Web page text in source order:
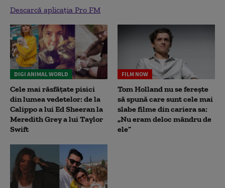
Descarcă aplicația Pro FM
DIGI ANIMAL WORLD
Cele mai răsfățate pisici
din lumea vedetelor: de la
Calippo a lui Ed Sheeran la
Meredith Grey a lui Taylor
Swift
FILM NOW
Tom Holland nu se ferește
să spună care sunt cele mai
slabe filme din cariera sa:
„Nu eram deloc mândru de
ele”